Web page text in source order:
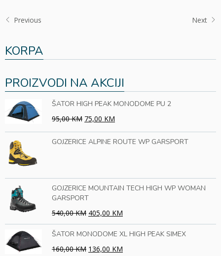
Previous Next
KORPA
PROIZVODI NA AKCIJI
ŠATOR HIGH PEAK MONODOME PU 2
95,00 KM 75,00 KM
GOJZERICE ALPINE ROUTE WP GARSPORT
GOJZERICE MOUNTAIN TECH HIGH WP WOMAN
GARSPORT
540,00 KM 405,00 KM
ŠATOR MONODOME XL HIGH PEAK SIMEX
160,00 KM 136,00 KM